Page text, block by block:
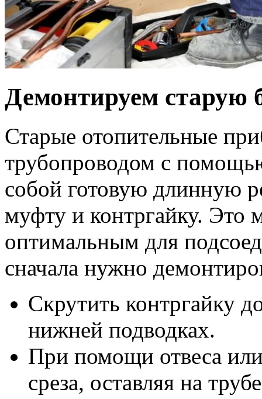
Демонтируем старую
Старые отопительные
трубопроводом с
собой готовую длинную
муфту и контргайку. Это
оптимальным для
сначала нужно
Скрутить контргайку
нижней подводках.
При помощи отвеса
среза, оставляя на